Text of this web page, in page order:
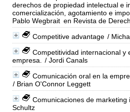
derechos de propiedad intelectual e
comercialización, agotamiento e
Pablo Wegbrait en Revista de
Competitive advantage /
Competitividad internacional y
empresa.
/ Jordi Canals
Comunicación oral en la
/ Brian O'Connor Leggett
Comunicaciones de marketing
Schultz